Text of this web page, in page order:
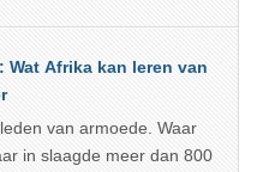
Wat Afrika kan leren van
van armoede. Waar
in slaagde meer dan 800